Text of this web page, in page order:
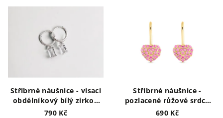
Stříbrné náušnice - visací
obdélníkový bílý zirkon
NF4001
790 Kč
Stříbrné náušnice -
pozlacené růžové srdce
NM1032
690 Kč